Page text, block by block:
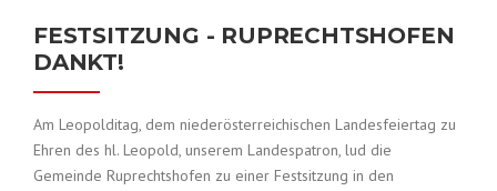
FESTSITZUNG - RUPRECHTSHOFEN
DANKT!
Am Leopolditag, dem niederösterreichischen Landesfeiertag zu
Ehren des hl. Leopold, unserem Landespatron, lud die
Gemeinde Ruprechtshofen zu einer Festsitzung in den